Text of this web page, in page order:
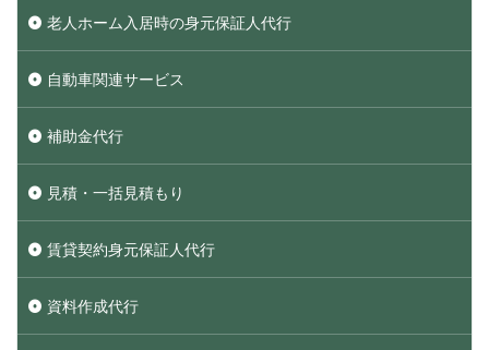
老人ホーム入居時の身元保証人代行
自動車関連サービス
補助金代行
見積・一括見積もり
賃貸契約身元保証人代行
資料作成代行